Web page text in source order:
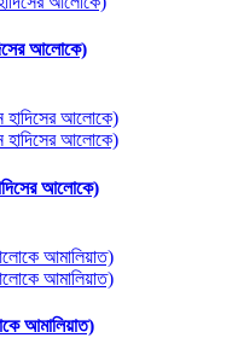
আলোকে)
আলোকে)
আমালিয়াত)